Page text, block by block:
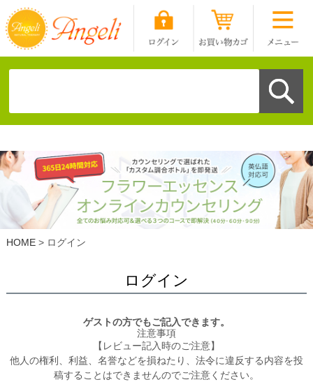
HOME ログイン
ログイン
ゲストの方でもご記入できます。
注意事項
【レビュー記入時のご注意】
他人の権利、利益、名誉などを損ねたり、法令に違反する内容を投
稿することはできませんのでご注意ください。